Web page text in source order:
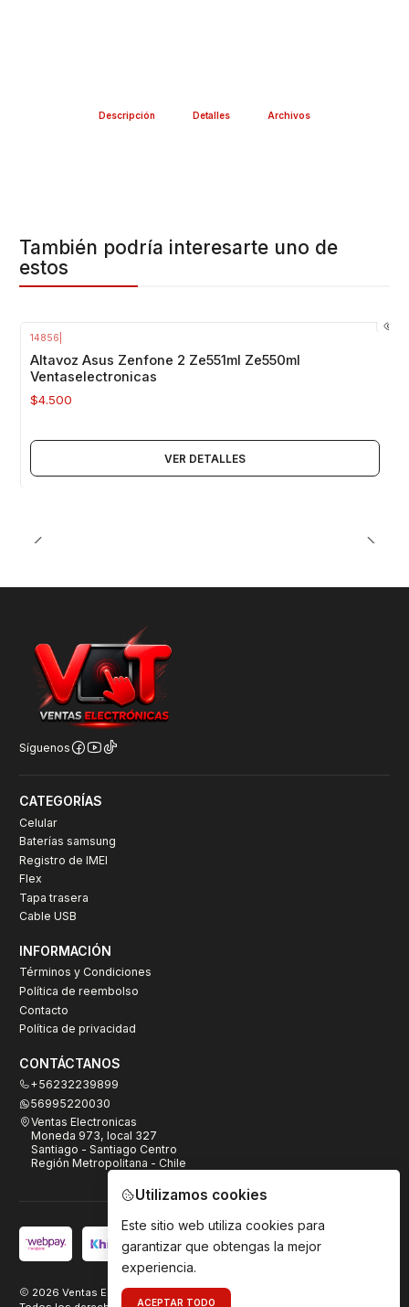
Descripción Detalles Archivos
También podría interesarte uno de
estos
14856
Altavoz Asus Zenfone 2 Ze551ml Ze550ml
Ventaselectronicas
$4.500
VER DETALLES
Síguenos
CATEGORÍAS
Celular
Baterías samsung
Registro de IMEI
Flex
Tapa trasera
Cable USB
INFORMACIÓN
Términos y Condiciones
Política de reembolso
Contacto
Política de privacidad
CONTÁCTANOS
+56232239899
56995220030
Ventas Electronicas
Moneda 973, local 327
Santiago - Santiago Centro
Región Metropolitana - Chile
2026 Ventas Electrónicas.
Utilizamos cookies
Este sitio web utiliza cookies para
garantizar que obtengas la mejor
experiencia.
ACEPTAR TODO